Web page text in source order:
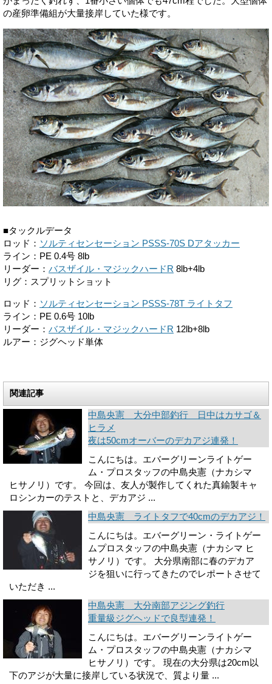
の産卵準備組が大量接岸していた様です。
■タックルデータ
ロッド： ソルティセンセーション PSSS-70S Dアタッカー
ライン：PE 0.4号 8lb
リーダー： バスザイル・マジックハードR 8lb+4lb
リグ：スプリットショット
ロッド： ソルティセンセーション PSSS-78T ライトタフ
ライン：PE 0.6号 10lb
リーダー： バスザイル・マジックハードR 12lb+8lb
ルアー：ジグヘッド単体
関連記事
中島央憲 大分中部釣行 日中はカサゴ＆
ヒラメ
夜は50cmオーバーのデカアジ連発！
こんにちは。エバーグリーンライトゲー
ム・プロスタッフの中島央憲（ナカシマ
ヒサノリ）です。 今回は、友人が製作してくれた真鍮製キャ
ロシンカーのテストと、デカアジ ...
中島央憲 ライトタフで40cmのデカアジ！
こんにちは。エバーグリーン・ライトゲー
ムプロスタッフの中島央憲（ナカシマ ヒ
サノリ）です。 大分県南部に春のデカア
ジを狙いに行ってきたのでレポートさせて
いただき ...
中島央憲 大分南部アジング釣行
重量級ジグヘッドで良型連発！
こんにちは。エバーグリーンライトゲー
ム・プロスタッフの中島央憲（ナカシマ
ヒサノリ）です。 現在の大分県は20cm以
下のアジが大量に接岸している状況で、質より量 ...